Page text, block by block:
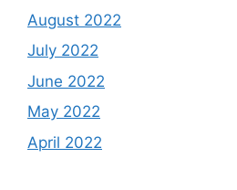
August 2022
July 2022
June 2022
May 2022
April 2022